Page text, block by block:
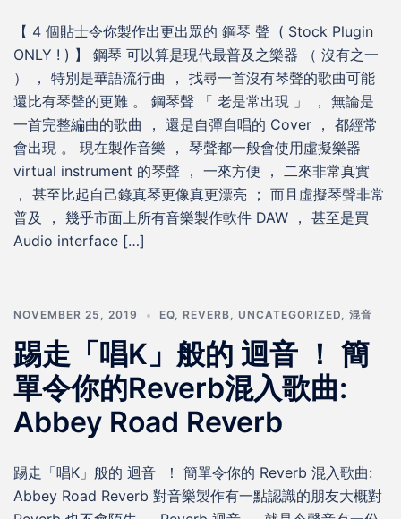
【 4 個貼士令你製作出更出眾的 鋼琴 聲 ( Stock Plugin
ONLY ! ) 】 鋼琴 可以算是現代最普及之樂器 （ 沒有之一
） ， 特別是華語流行曲 ， 找尋一首沒有琴聲的歌曲可能
還比有琴聲的更難 。 鋼琴聲 「 老是常出現 」 ， 無論是
一首完整編曲的歌曲 ， 還是自彈自唱的 Cover ， 都經常
會出現 。 現在製作音樂 ， 琴聲都一般會使用虛擬樂器
virtual instrument 的琴聲 ， 一來方便 ， 二來非常真實
， 甚至比起自己錄真琴更像真更漂亮 ； 而且虛擬琴聲非常
普及 ， 幾乎市面上所有音樂製作軟件 DAW ， 甚至是買
Audio interface […]
NOVEMBER 25, 2019 EQ, REVERB, UNCATEGORIZED, 混音
踢走「唱K」般的 迴音 ！ 簡
單令你的Reverb混入歌曲:
Abbey Road Reverb
踢走「唱K」般的 迴音 ！ 簡單令你的 Reverb 混入歌曲:
Abbey Road Reverb 對音樂製作有一點認識的朋友大概對